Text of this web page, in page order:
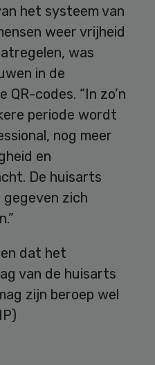
het systeem van
weer vrijheid
was
in de
codes. “In zo’n
periode wordt
nog meer
en
De huisarts
zich
dat het
van de huisarts
zijn beroep wel